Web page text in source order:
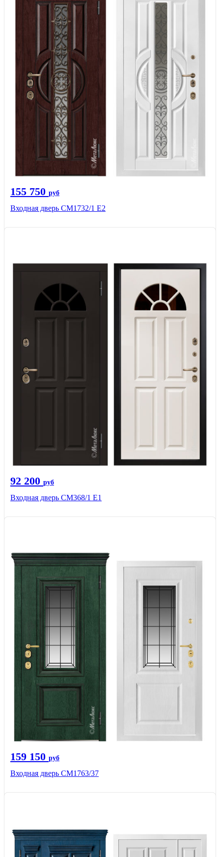
155 750 руб
Входная дверь СМ1732/1 Е2
92 200 руб
Входная дверь СМ368/1 Е1
159 150 руб
Входная дверь СМ1763/37